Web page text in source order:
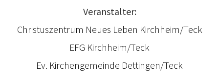
Veranstalter:
Christuszentrum Neues Leben Kirchheim/Teck
EFG Kirchheim/Teck
Ev. Kirchengemeinde Dettingen/Teck